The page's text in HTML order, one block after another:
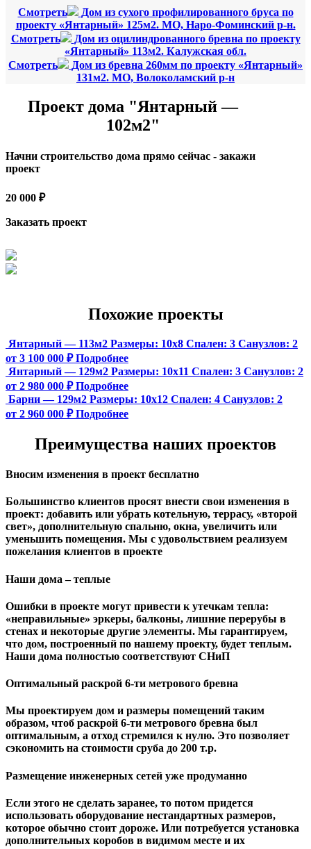
Смотреть
Дом из сухого профилированного бруса по
проекту «Янтарный» 125м2. МО, Наро-Фоминский р-н.
Смотреть
Дом из оцилиндрованного бревна по проекту
«Янтарный» 113м2. Калужская обл.
Смотреть
Дом из бревна 260мм по проекту «Янтарный»
131м2. МО, Волоколамский р-н
Проект дома "Янтарный —
102м2"
Начни строительство дома прямо сейчас - закажи
проект
20 000 ₽
Заказать проект
Похожие проекты
Янтарный — 113м2 Размеры: 10х8 Спален: 3 Санузлов: 2
от 3 100 000 ₽ Подробнее
Янтарный — 129м2 Размеры: 10х11 Спален: 3 Санузлов: 2
от 2 980 000 ₽ Подробнее
Барни — 129м2 Размеры: 10х12 Спален: 4 Санузлов: 2
от 2 960 000 ₽ Подробнее
Преимущества наших проектов
Вносим изменения в проект бесплатно
Большинство клиентов просят внести свои изменения в
проект: добавить или убрать котельную, террасу, «второй
свет», дополнительную спальню, окна, увеличить или
уменьшить помещения. Мы с удовольствием реализуем
пожелания клиентов в проекте
Наши дома – теплые
Ошибки в проекте могут привести к утечкам тепла:
«неправильные» эркеры, балконы, лишние перерубы в
стенах и некоторые другие элементы. Мы гарантируем,
чтo дом, построенный по нашему проекту, будет теплым.
Наши дома полностью соответствуют СНиП
Оптимальный раскрой 6-ти метрового бревна
Мы проектируем дом и размеры помещений таким
образом, чтоб раскрой 6-ти метрового бревна был
оптимальным, а отход стремился к нулю. Это позволяет
сэкономить на стоимости сруба до 200 т.р.
Размещение инженерных сетей уже продуманно
Если этого не сделать заранее, то потом придется
использовать оборудование нестандартных размеров,
которое обычно стоит дороже. Или потребуется установка
дополнительных коробов в видимом месте и их